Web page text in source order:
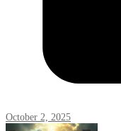
October 2, 2025